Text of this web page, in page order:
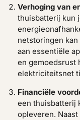
Verhoging van
thuisbatterij kun
netstoringen
aan essentiële
en gemoedsrust
elektriciteitsnet
Financiële
een thuisbatterij
opleveren.